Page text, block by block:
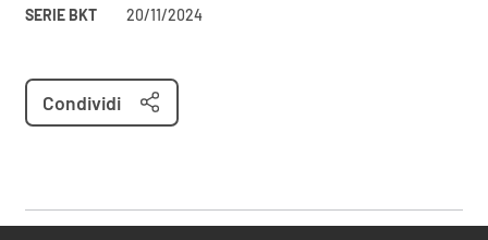
SERIE BKT 20/11/2024
Condividi